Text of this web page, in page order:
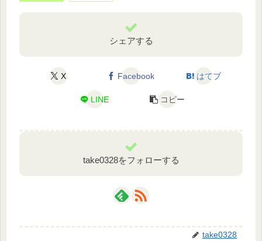
シェアする
X Facebook はてブ
LINE コピー
take0328をフォローする
take0328